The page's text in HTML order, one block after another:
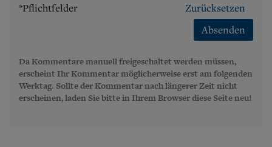
*Pflichtfelder
Zurücksetzen
Absenden
Da Kommentare manuell freigeschaltet werden müssen,
erscheint Ihr Kommentar möglicherweise erst am folgenden
Werktag. Sollte der Kommentar nach längerer Zeit nicht
erscheinen, laden Sie bitte in Ihrem Browser diese Seite neu!